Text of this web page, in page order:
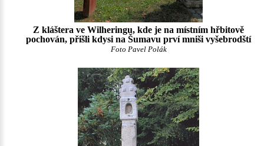
Z kláštera ve Wilheringu, kde je na místním hřbitově
pochován, přišli kdysi na Šumavu prví mniši vyšebrodští
Foto Pavel Polák